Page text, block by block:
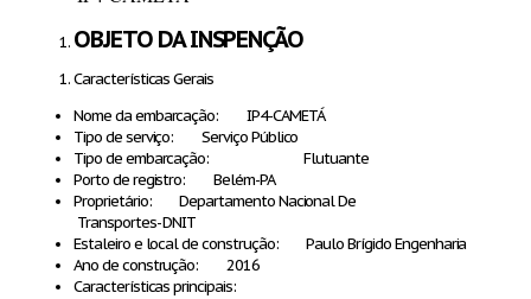
OBJETO DA INSPENÇÃO
Características Gerais
Nome da embarcação: IP4-CAMETÁ
Tipo de serviço: Serviço Público
Tipo de embarcação: Flutuante
Porto de registro: Belém-PA
Proprietário: Departamento Nacional De
Transportes- DNIT
Estaleiro e local de construção: Paulo Brígido Engenharia
Ano de construção: 2016
Características principais: